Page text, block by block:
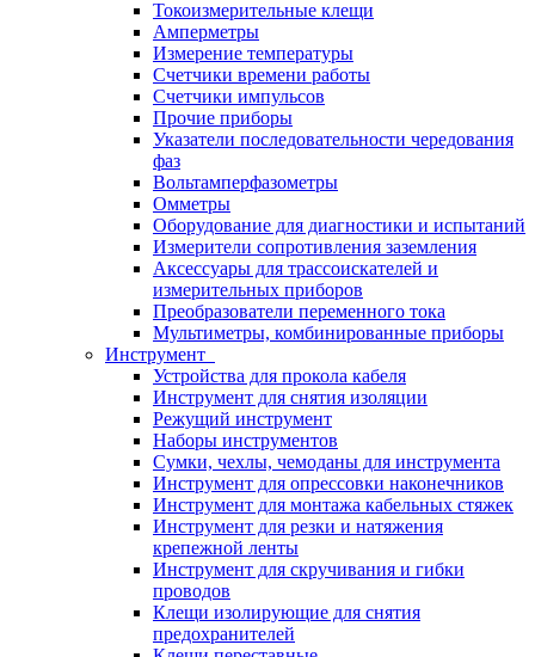
Токоизмерительные клещи
Амперметры
Измерение температуры
Счетчики времени работы
Счетчики импульсов
Прочие приборы
Указатели последовательности чередования
фаз
Вольтамперфазометры
Омметры
Оборудование для диагностики и испытаний
Измерители сопротивления заземления
Аксессуары для трассоискателей и
измерительных приборов
Преобразователи переменного тока
Мультиметры, комбинированные приборы
Инструмент
Устройства для прокола кабеля
Инструмент для снятия изоляции
Режущий инструмент
Наборы инструментов
Сумки, чехлы, чемоданы для инструмента
Инструмент для опрессовки наконечников
Инструмент для монтажа кабельных стяжек
Инструмент для резки и натяжения
крепежной ленты
Инструмент для скручивания и гибки
проводов
Клещи изолирующие для снятия
предохранителей